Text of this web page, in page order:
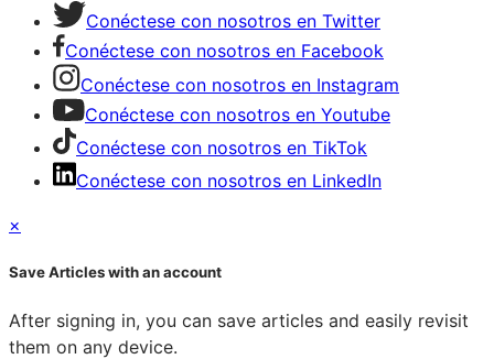
Conéctese con nosotros en Twitter
Conéctese con nosotros en Facebook
Conéctese con nosotros en Instagram
Conéctese con nosotros en Youtube
Conéctese con nosotros en TikTok
Conéctese con nosotros en LinkedIn
×
Save Articles with an account
After signing in, you can save articles and easily revisit
them on any device.